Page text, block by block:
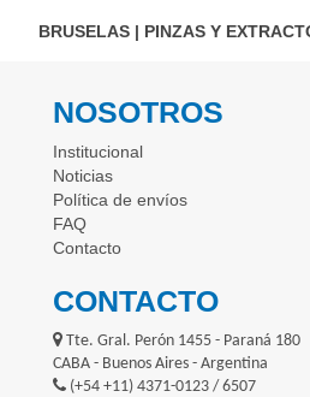
BRUSELAS| PINZAS Y
NOSOTROS
Institucional
Noticias
Política de envíos
FAQ
Contacto
CONTACTO
Tte. Gral. Perón 1455 - Paraná 180
CABA - Buenos Aires - Argentina
(+54 +11) 4371-0123 / 6507